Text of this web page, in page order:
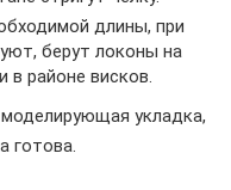
длины, при
берут локоны на
в районе висков.
укладка,
готова.